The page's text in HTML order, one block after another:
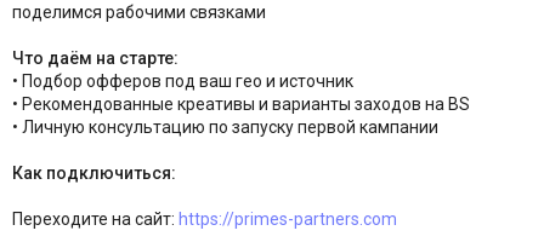
поделимся рабочими связками
Что даём на старте:
• Подбор офферов под ваш гео и источник
• Рекомендованные креативы и варианты заходов на BS
• Личную консультацию по запуску первой кампании
Как подключиться:
Переходите на сайт: https://primes-partners.com